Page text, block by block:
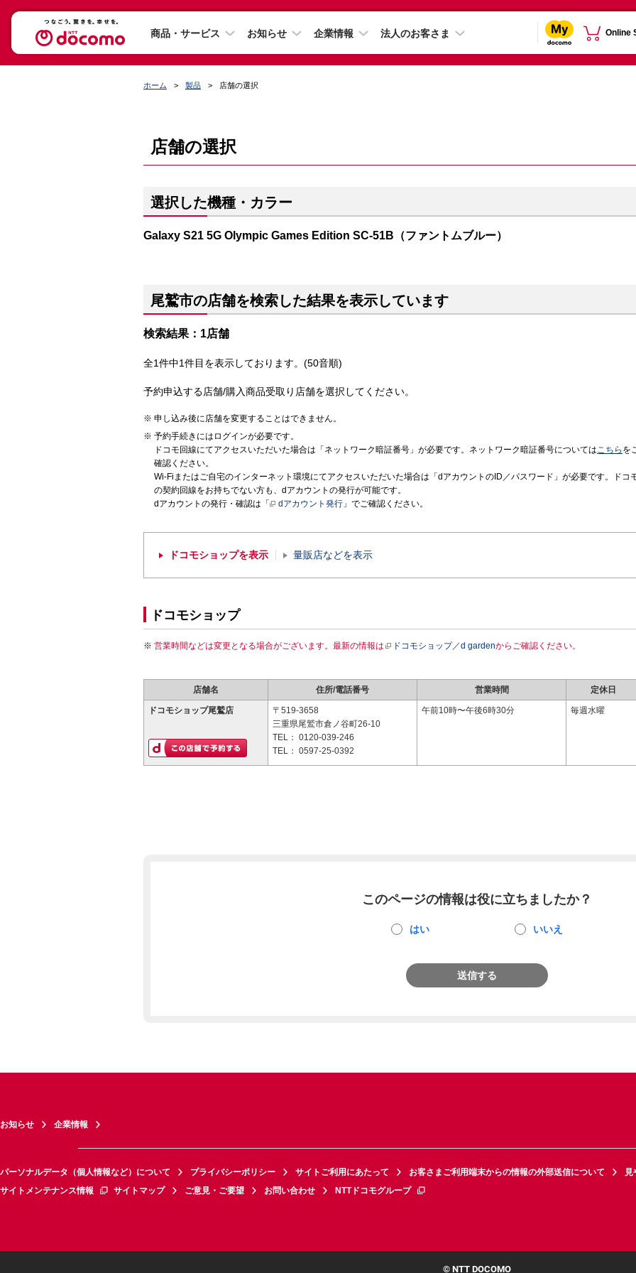
商品・サービス お知らせ 企業情報 法人のお客さま Online
ホーム 製品 店舗の選択
店舗の選択
選択した機種・カラー
Galaxy S21 5G Olympic Games Edition SC-51B（ファントムブルー）
尾鷲市の店舗を検索した結果を表示しています
検索結果：1店舗
全1件中1件目を表示しております。(50音順)
予約申込する店舗/購入商品受取り店舗を選択してください。
申し込み後に店舗を変更することはできません。
予約手続きにはログインが必要です。
ドコモ回線にてアクセスいただいた場合は「ネットワーク暗証番号」が必要です。ネットワーク暗証番号についてはこちら を
確認ください。
Wi-Fiまたはご自宅のインターネット環境にてアクセスいただいた場合は「dアカウントのID／パスワード」が必要です。ドコ
の契約回線をお持ちでない方も、dアカウントの発行が可能です。
dアカウントの発行・確認は「
dアカウント発行 」でご確認ください。
ドコモショップを表示 量販店などを表示
ドコモショップ
営業時間などは変更となる場合がございます。最新の情報は ドコモショップ／d gardenからご確認ください。
店舗名 住所/電話番号 営業時間 定休日
ドコモショップ尾鷲店
〒519-3658
三重県尾鷲市倉ノ谷町26-10
TEL： 0120-039-246
TEL： 0597-25-0392
午前10時〜午後6時30分 毎週水曜
このページの情報は役に立ちましたか？
はい いいえ
送信する
お知らせ 企業情報
パーソナルデータ（個人情報など）について プライバシーポリシー サイトご利用にあたって お客さまご利用端末からの情報の外部送信について
見
サイトメンテナンス情報
サイトマップ ご意見・ご要望 お問い合わせ NTTドコモグループ
© NTT DOCOMO